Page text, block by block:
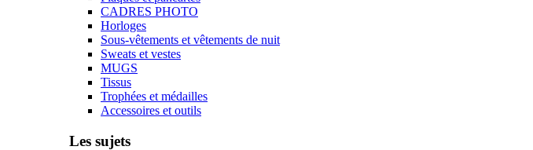
CADRES PHOTO
Horloges
Sous-vêtements et vêtements de nuit
Sweats et vestes
MUGS
Tissus
Trophées et médailles
Accessoires et outils
Les sujets